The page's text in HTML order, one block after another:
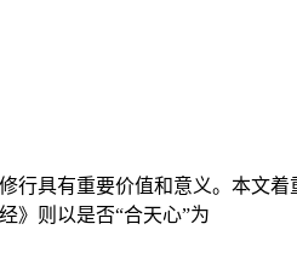
行具有重要价值和意义。本文
》则以是否“合天心”为